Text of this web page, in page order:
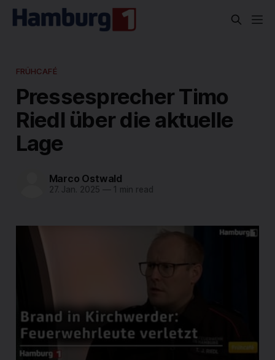
FRÜHCAFÉ
Pressesprecher Timo
Riedl über die aktuelle
Lage
Marco Ostwald
27. Jan. 2025 —1 min read